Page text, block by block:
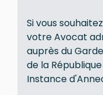
Si vous
votre Avocat
auprès du
de la
Instance